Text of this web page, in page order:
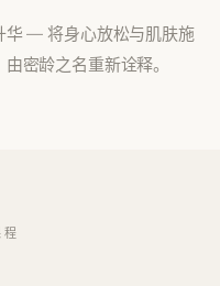
— 将身心放松与肌肤施
密龄之名重新诠释。
程